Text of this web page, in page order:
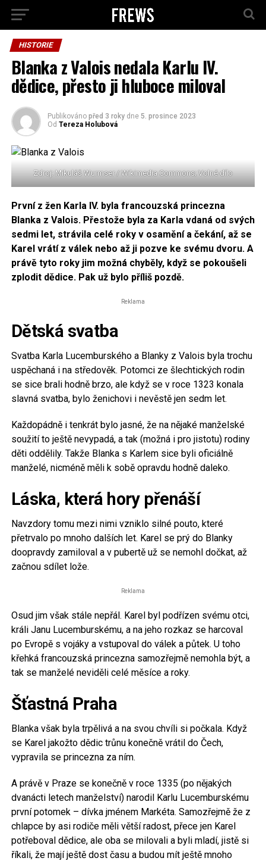
HISTORIE
Blanka z Valois nedala Karlu IV.
dědice, přesto ji hluboce miloval
Publikováno před 3 roky dne 5. prosince 2023
Od Tereza Holubová
Zdroj: Mikuláš Wurmser / Wikimedia Commons; Volné dílo
První z žen Karla IV. byla francouzská princezna
Blanka z Valois. Přestože byla za Karla vdaná od svých
sedmi let, strávila celé roky v osamění a čekání, až se
Karel vrátí z válek nebo až ji pozve ke svému dvoru. A
právě tyto roky jim možná chyběly, když se pokoušeli
zplodit dědice. Pak už bylo příliš pozdě.
Reklama
Dětská svatba
Svatba Karla Lucemburského a Blanky z Valois byla trochu
uspěchaná i na středověk. Potomci ze šlechtických rodin
se sice brali hodně brzo, ale když se v roce 1323 konala
slavná svatba, bylo ženichovi i nevěstě jen sedm let.
Každopádně i tenkrát bylo jasné, že na nějaké manželské
soužití to ještě nevypadá, a tak (možná i pro jistotu) rodiny
děti oddělily. Takže Blanka s Karlem sice byli oficiálně
manželé, nicméně měli k sobě opravdu hodně daleko.
Láska, která hory přenáší
Navzdory tomu mezi nimi vzniklo silné pouto, které
přetrvalo po mnoho dalších let. Karel se prý do Blanky
doopravdy zamiloval a v pubertě už se nemohl dočkat, až
začnou sdílet lože.
Reklama
Osud jim však stále nepřál. Karel byl podřízen svému otci,
králi Janu Lucemburskému, a na jeho rozkaz se harcoval
po Evropě s vojáky a vstupoval do válek a půtek. U toho
křehká francouzská princezna samozřejmě nemohla být, a
tak se manželé neviděli celé měsíce a roky.
Šťastná Praha
Blanka však byla trpělivá a na svou chvíli si počkala. Když
se Karel jakožto dědic trůnu konečně vrátil do Čech,
vypravila se princezna za ním.
A právě v Praze se konečně v roce 1335 (po nějakých
dvanácti letech manželství) narodil Karlu Lucemburskému
první potomek – dívka jménem Markéta. Samozřejmě že z
chlapce by asi rodiče měli větší radost, přece jen Karel
potřeboval dědice, ale oba se milovali a byli mladí, jistě si
říkali, že mají ještě dost času a budou mít ještě mnoho